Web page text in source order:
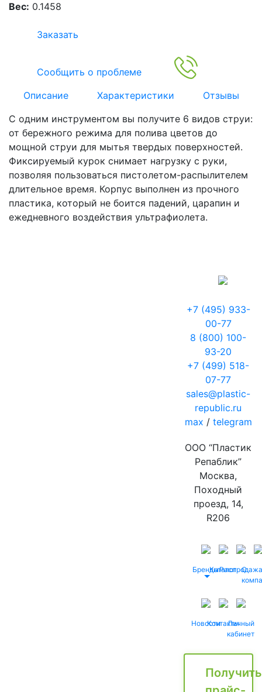
Вес: 0.1458
Заказать
Сообщить о проблеме
Описание
Характеристики
Отзывы
С одним инструментом вы получите 6 видов струи:
от бережного режима для полива цветов до
мощной струи для мытья твердых поверхностей.
Фиксируемый курок снимает нагрузку с руки,
позволяя пользоваться пистолетом-распылителем
длительное время. Корпус выполнен из прочного
пластика, который не боится падений, царапин и
ежедневного воздействия ультрафиолета.
+7 (495) 933-
00-77
8 (800) 100-
93-20
+7 (499) 518-
07-77
sales@plastic-
republic.ru
max / telegram
ООО “Пластик
Репаблик”
Москва,
Походный
проезд, 14,
R206
БрендыКаталог
Распродажа
О
НовостиКонтактыЛичный
кабинет
Получить